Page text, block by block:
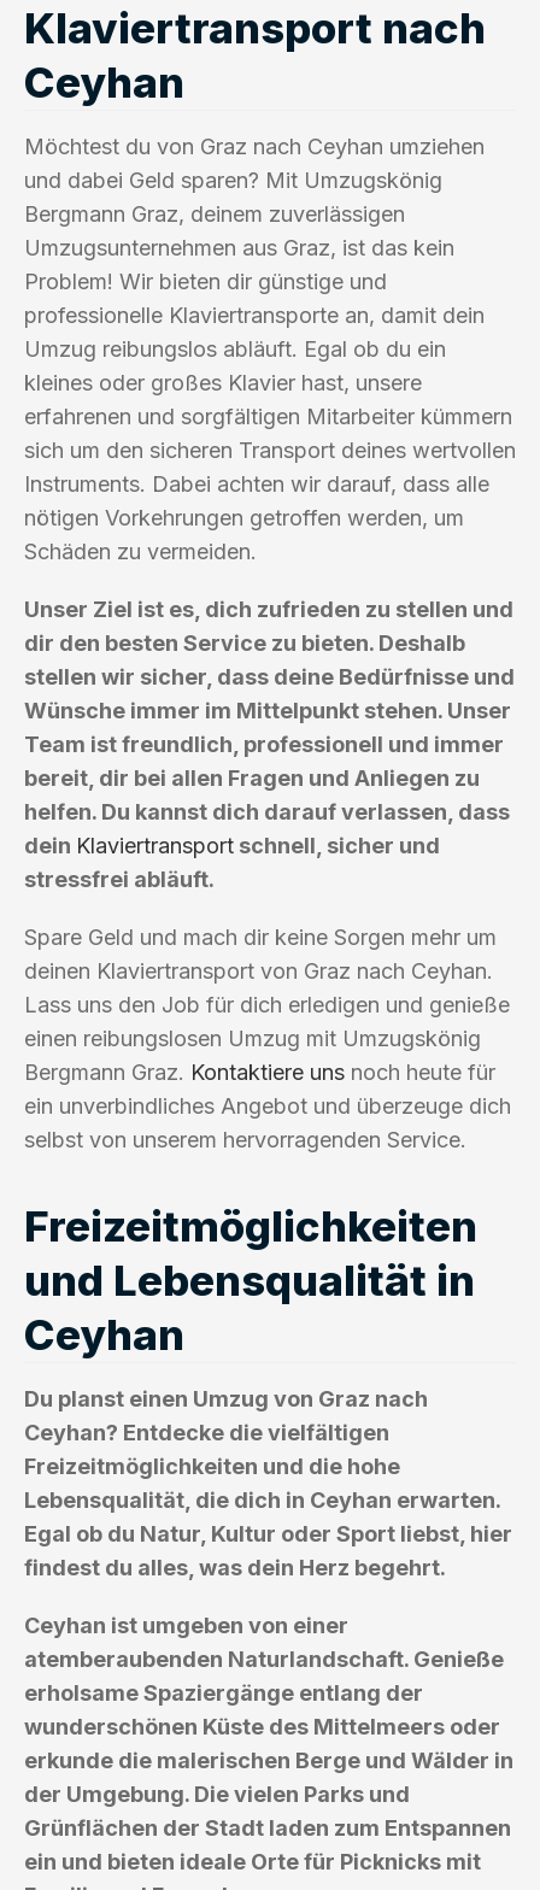
Klaviertransport nach
Ceyhan
Möchtest du von Graz nach Ceyhan umziehen
und dabei Geld sparen? Mit Umzugskönig
Bergmann Graz, deinem zuverlässigen
Umzugsunternehmen aus Graz, ist das kein
Problem! Wir bieten dir günstige und
professionelle Klaviertransporte an, damit dein
Umzug reibungslos abläuft. Egal ob du ein
kleines oder großes Klavier hast, unsere
erfahrenen und sorgfältigen Mitarbeiter kümmern
sich um den sicheren Transport deines wertvollen
Instruments. Dabei achten wir darauf, dass alle
nötigen Vorkehrungen getroffen werden, um
Schäden zu vermeiden.
Unser Ziel ist es, dich zufrieden zu stellen und
dir den besten Service zu bieten. Deshalb
stellen wir sicher, dass deine Bedürfnisse und
Wünsche immer im Mittelpunkt stehen. Unser
Team ist freundlich, professionell und immer
bereit, dir bei allen Fragen und Anliegen zu
helfen. Du kannst dich darauf verlassen, dass
dein Klaviertransport schnell, sicher und
stressfrei abläuft.
Spare Geld und mach dir keine Sorgen mehr um
deinen Klaviertransport von Graz nach Ceyhan.
Lass uns den Job für dich erledigen und genieße
einen reibungslosen Umzug mit Umzugskönig
Bergmann Graz. Kontaktiere uns noch heute für
ein unverbindliches Angebot und überzeuge dich
selbst von unserem hervorragenden Service.
Freizeitmöglichkeiten
und Lebensqualität in
Ceyhan
Du planst einen Umzug von Graz nach
Ceyhan? Entdecke die vielfältigen
Freizeitmöglichkeiten und die hohe
Lebensqualität, die dich in Ceyhan erwarten.
Egal ob du Natur, Kultur oder Sport liebst, hier
findest du alles, was dein Herz begehrt.
Ceyhan ist umgeben von einer
atemberaubenden Naturlandschaft. Genieße
erholsame Spaziergänge entlang der
wunderschönen Küste des Mittelmeers oder
erkunde die malerischen Berge und Wälder in
der Umgebung. Die vielen Parks und
Grünflächen der Stadt laden zum Entspannen
ein und bieten ideale Orte für Picknicks mit